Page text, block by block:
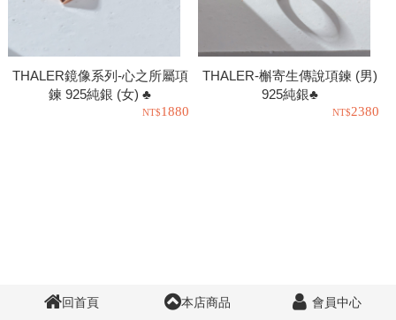
THALER鏡像系列-心之所屬項
鍊 925純銀 (女) ♣
1880
THALER-槲寄生傳說項鍊 (男)
925純銀♣
2380
回首頁 本店商品 會員中心